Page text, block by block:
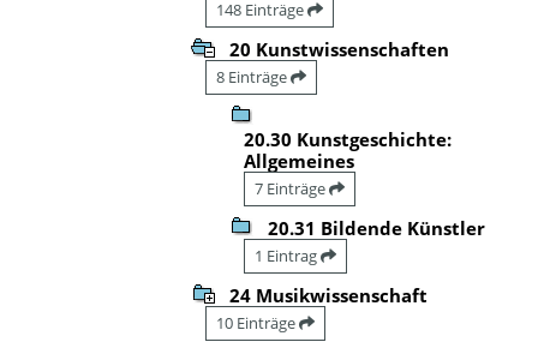
148 Einträge
20 Kunstwissenschaften
8 Einträge
20.30 Kunstgeschichte:
Allgemeines
7 Einträge
20.31 Bildende Künstler
1 Eintrag
24 Musikwissenschaft
10 Einträge